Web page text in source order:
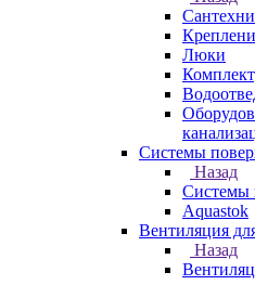
Люки
Системы
Назад
Системы
Aquastok
Вентиляция
Назад